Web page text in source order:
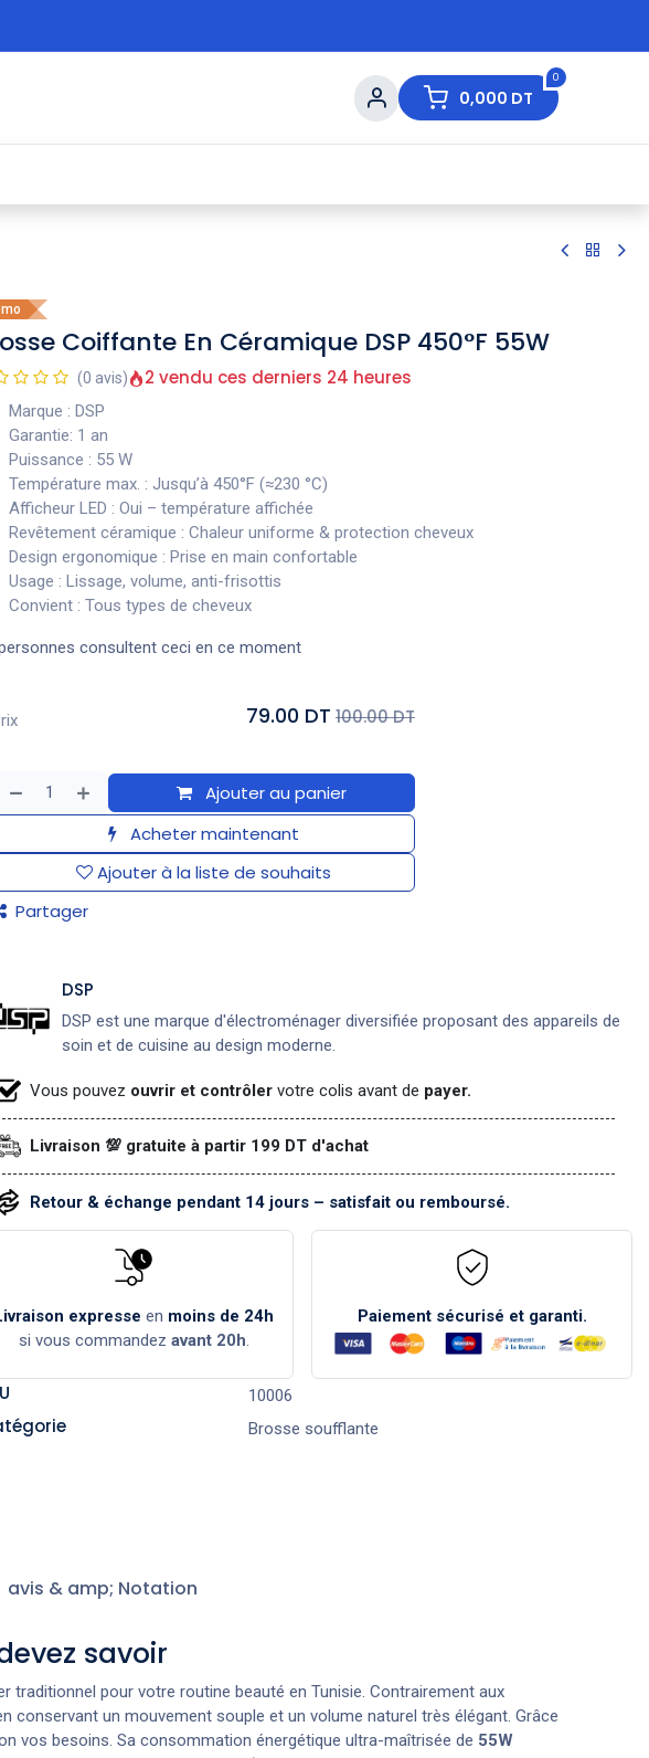
0
0,000 DT
Coiffante En Céramique DSP 450°F 55W
(0 avis) 2 vendu ces derniers 24 heures
Marque : DSP
Garantie: 1 an
Puissance : 55 W
Température max. : Jusqu’à 450°F (≈230 °C)
Afficheur LED : Oui – température affichée
Revêtement céramique : Chaleur uniforme & protection cheveux
Design ergonomique : Prise en main confortable
Usage : Lissage, volume, anti-frisottis
Convient : Tous types de cheveux
consultent ceci en ce moment
Ajouter au panier
Acheter maintenant
Ajouter à la liste de souhaits
Partager
79.00 DT 100.00 DT
DSP
DSP est une marque d'électroménager diversifiée proposant des appareils de
soin et de cuisine au design moderne.
Vous pouvez ouvrir et contrôler votre colis avant de payer.
Livraison 💯 gratuite à partir 199 DT d'achat
Retour & échange pendant 14 jours – satisfait ou remboursé.
expresse en moins de 24h
si vous commandez avant 20h.
Paiement sécurisé et garanti.
10006
Brosse soufflante
avis & amp; Notation
savoir
pour votre routine beauté en Tunisie. Contrairement aux
un mouvement souple et un volume naturel très élégant. Grâce
vos besoins. Sa consommation énergétique ultra-maîtrisée de 55W